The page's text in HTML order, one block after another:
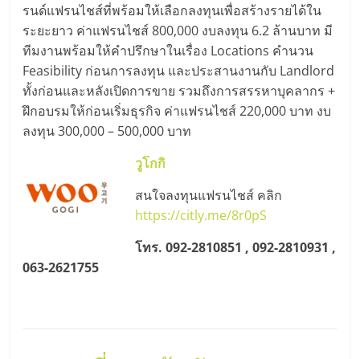
ไชส์
ขาย
หน้า
บ้าน
ลงทุน
น้อย
คืน
และ
รนด์แฟรนไชส์ที่พร้อมให้เลือกลงทุนเพื่อสร้างรายได้ใน
ระยะยาว ค่าแฟรนไชส์ 800,000 งบลงทุน 6.2 ล้านบาท มี
ทีมงานพร้อมให้คำปรึกษาในเรื่อง Locations คำนวน
Feasibility ก่อนการลงทุน และประสานงานกับ Landlord
ทั้งก่อนและหลังเปิดการขาย รวมถึงการสรรหาบุคลากร +
ฝึกอบรมให้ก่อนเริ่มธุรกิจ ค่าแฟรนไชส์ 220,000 บาท งบ
ลงทุน 300,000 – 500,000 บาท
วูโกกิ
สนใจลงทุนแฟรนไชส์ คลิก
https://citly.me/8r0pS
โทร. 092-2810851 , 092-2810931 ,
063-2621755